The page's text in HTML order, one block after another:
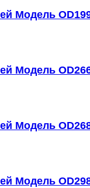
Модель
Модель
Модель
Модель